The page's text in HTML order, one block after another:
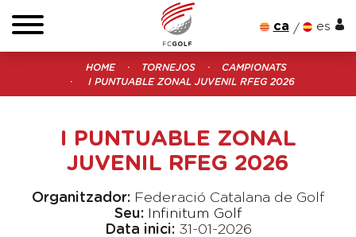
ca es
HOME TORNEJOS
CAMPIONATS
I PUNTUABLE ZONAL JUVENIL RFEG 2026
I PUNTUABLE ZONAL
JUVENIL RFEG 2026
Organitzador: Federació Catalana de Golf
Seu: Infinitum Golf
Data inici: 31-01-2026